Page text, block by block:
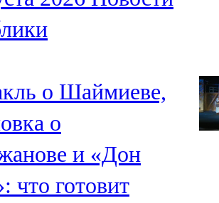
о Шаймиеве,
о
и «Дон
что готовит